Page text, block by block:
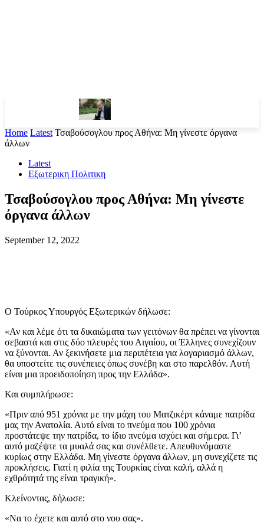
Home Latest Τσαβούσογλου προς Αθήνα: Μη γίνεστε όργανα
άλλων
Latest
Εξωτερικη Πολιτικη
Τσαβούσογλου προς Αθήνα: Μη γίνεστε
όργανα άλλων
September 12, 2022
Ο Τούρκος Υπουργός Εξωτερικών δήλωσε:
«Αν και λέμε ότι τα δικαιώματα των γειτόνων θα πρέπει να γίνονται
σεβαστά και στις δύο πλευρές του Αιγαίου, οι Έλληνες συνεχίζουν
να ξύνονται. Αν ξεκινήσετε μια περιπέτεια για λογαριασμό άλλων,
θα υποστείτε τις συνέπειες όπως συνέβη και στο παρελθόν. Αυτή
είναι μια προειδοποίηση προς την Ελλάδα».
Και συμπλήρωσε:
«Πριν από 951 χρόνια με την μάχη του Ματζικέρτ κάναμε πατρίδα
μας την Ανατολία. Αυτό είναι το πνεύμα που 100 χρόνια
προστάτεψε την πατρίδα, το ίδιο πνεύμα ισχύει και σήμερα. Γι’
αυτό μαζέψτε τα μυαλά σας και συνέλθετε. Απευθυνόμαστε
κυρίως στην Ελλάδα. Μη γίνεστε όργανα άλλων, μη συνεχίζετε τις
προκλήσεις. Γιατί η φιλία της Τουρκίας είναι καλή, αλλά η
εχθρότητά της είναι τραγική».
Κλείνοντας, δήλωσε:
«Να το έχετε και αυτό στο νου σας».